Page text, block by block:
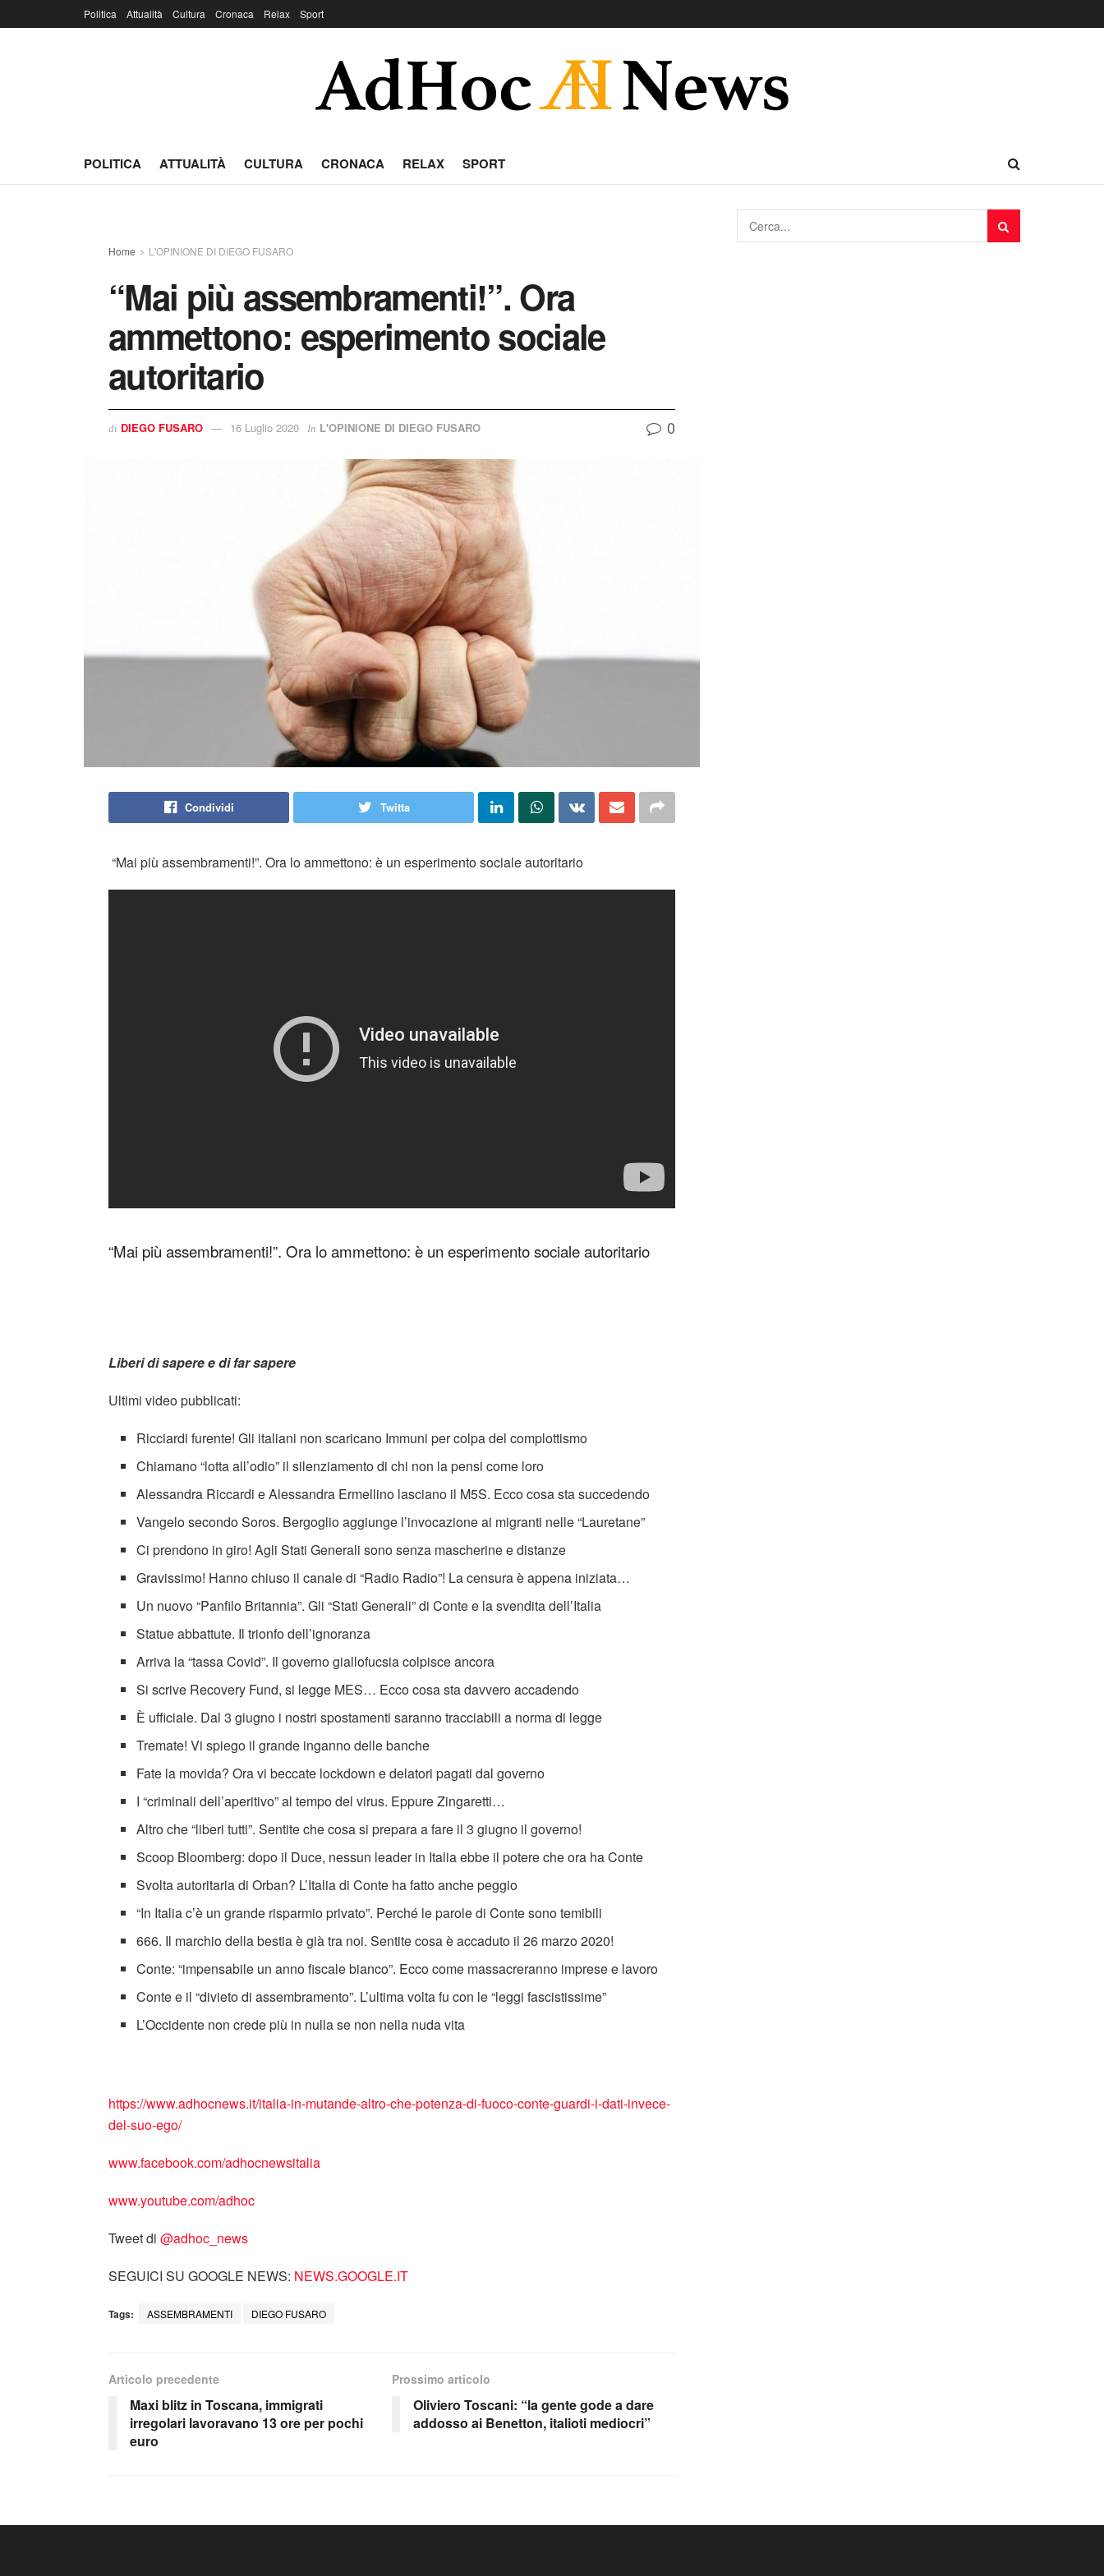
Politica Attualità Cultura Cronaca Relax Sport
POLITICA ATTUALITÀ CULTURA CRONACA RELAX SPORT
Home L'OPINIONE DI DIEGO FUSARO
“Mai più assembramenti!”. Ora
ammettono: esperimento sociale
autoritario
di DIEGO FUSARO 16 Luglio 2020 In L'OPINIONE DI DIEGO FUSARO 0
Condividi Twitta
“Mai più assembramenti!”. Ora lo ammettono: è un esperimento sociale autoritario
“Mai più assembramenti!”. Ora lo ammettono: è un esperimento sociale autoritario
Liberi di sapere e di far sapere
Ultimi video pubblicati:
Ricciardi furente! Gli italiani non scaricano Immuni per colpa del complottismo
Chiamano “lotta all’odio” il silenziamento di chi non la pensi come loro
Alessandra Riccardi e Alessandra Ermellino lasciano il M5S. Ecco cosa sta succedendo
Vangelo secondo Soros. Bergoglio aggiunge l’invocazione ai migranti nelle “Lauretane”
Ci prendono in giro! Agli Stati Generali sono senza mascherine e distanze
Gravissimo! Hanno chiuso il canale di “Radio Radio”! La censura è appena iniziata…
Un nuovo “Panfilo Britannia”. Gli “Stati Generali” di Conte e la svendita dell’Italia
Statue abbattute. Il trionfo dell’ignoranza
Arriva la “tassa Covid”. Il governo giallofucsia colpisce ancora
Si scrive Recovery Fund, si legge MES… Ecco cosa sta davvero accadendo
È ufficiale. Dal 3 giugno i nostri spostamenti saranno tracciabili a norma di legge
Tremate! Vi spiego il grande inganno delle banche
Fate la movida? Ora vi beccate lockdown e delatori pagati dal governo
I “criminali dell’aperitivo” al tempo del virus. Eppure Zingaretti…
Altro che “liberi tutti”. Sentite che cosa si prepara a fare il 3 giugno il governo!
Scoop Bloomberg: dopo il Duce, nessun leader in Italia ebbe il potere che ora ha Conte
Svolta autoritaria di Orban? L’Italia di Conte ha fatto anche peggio
“In Italia c’è un grande risparmio privato”. Perché le parole di Conte sono temibili
666. Il marchio della bestia è già tra noi. Sentite cosa è accaduto il 26 marzo 2020!
Conte: “impensabile un anno fiscale bianco”. Ecco come massacreranno imprese e lavoro
Conte e il “divieto di assembramento”. L’ultima volta fu con le “leggi fascistissime”
L’Occidente non crede più in nulla se non nella nuda vita
https://www.adhocnews.it/italia-in-mutande-altro-che-potenza-di-fuoco-conte-guardi-i-dati-invece-
del-suo-ego/
www.facebook.com/adhocnewsitalia
www.youtube.com/adhoc
Tweet di ‎@adhoc_news
SEGUICI SU GOOGLE NEWS: NEWS.GOOGLE.IT
Tags: ASSEMBRAMENTI DIEGO FUSARO
Articolo precedente
Maxi blitz in Toscana, immigrati
irregolari lavoravano 13 ore per pochi
euro
Prossimo articolo
Oliviero Toscani: “la gente gode a dare
addosso ai Benetton, italioti mediocri”